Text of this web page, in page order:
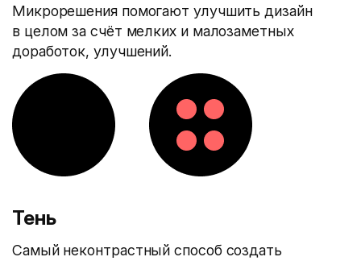
Микрорешения помогают улучшить дизайн
в целом за счёт мелких и малозаметных
доработок, улучшений.
Тень
Самый неконтрастный способ создать